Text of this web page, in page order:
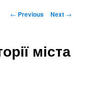
Post
← Previous Next →
міста